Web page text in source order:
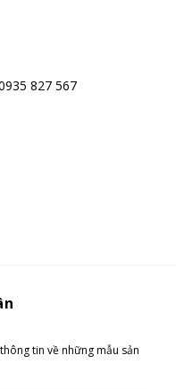
827 567
tin về những mẫu sản